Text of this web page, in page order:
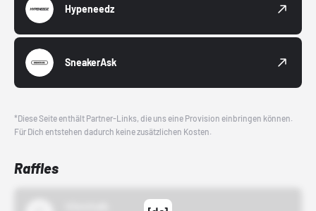
Hypeneedz
SneakerAsk
*Diese Seite enthält Partner-Links, die uns eine Provision einbringen können.
Für Dich entstehen dadurch keine zusätzlichen Kosten.
Raffles